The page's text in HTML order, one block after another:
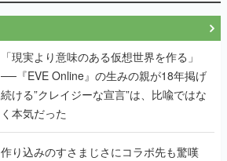
「現実より意味のある仮想世界を作る」
──『EVE Online』の生みの親が18年掲げ
続ける”クレイジーな宣言”は、比喩ではな
く本気だった
作り込みのすさまじさにコラボ先も驚嘆